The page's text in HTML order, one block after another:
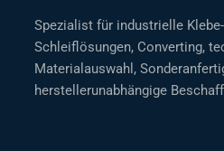
Spezialist für industrielle
Schleiflösungen, Converting,
Materialauswahl,
herstellerunabhängige